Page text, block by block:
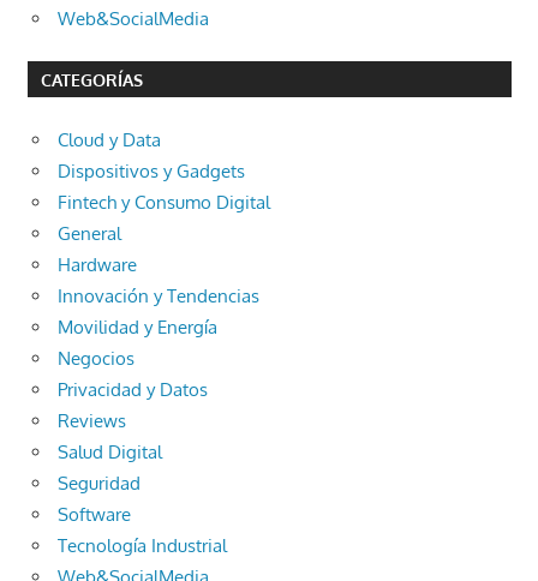
Web&SocialMedia
CATEGORÍAS
Cloud y Data
Dispositivos y Gadgets
Fintech y Consumo Digital
General
Hardware
Innovación y Tendencias
Movilidad y Energía
Negocios
Privacidad y Datos
Reviews
Salud Digital
Seguridad
Software
Tecnología Industrial